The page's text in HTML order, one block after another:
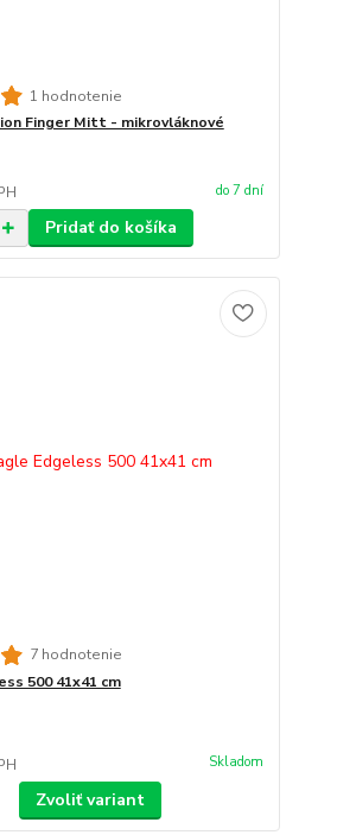
1 hodnotenie
Finger Mitt - mikrovláknové
do 7 dní
Pridať do košíka
7 hodnotenie
500 41x41 cm
Skladom
Zvoliť variant